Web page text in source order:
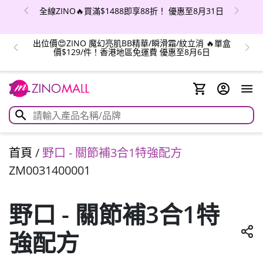
全線ZINO🔥買滿$1488即享88折！ 優惠至8月31日
出位價😍ZINO 魔幻亮肌BB精華/瞬滑霜/紋立消 🔥單盒
價$129/件！香港地區免運費 優惠至8月6日
首頁 /野口 - 關節補3合1特強配方
ZM0031400001
野口 - 關節補3合1特
強配方